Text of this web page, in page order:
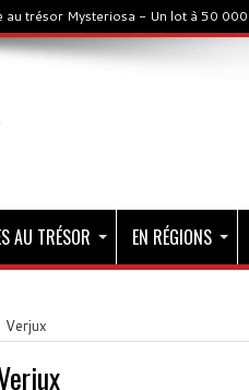
au trésor Mysteriosa - Un lot à 50
AU TRÉSOR EN RÉGIONS
Verjux